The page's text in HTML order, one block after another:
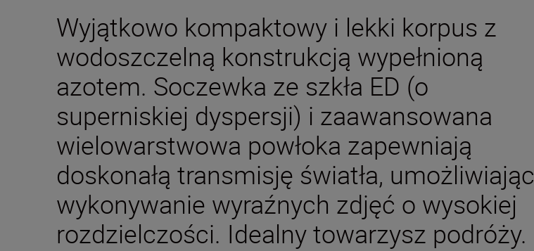
Wyjątkowo kompaktowy i lekki korpus z
wodoszczelną konstrukcją wypełnioną
azotem. Soczewka ze szkła ED (o
superniskiej dyspersji) i zaawansowana
wielowarstwowa powłoka zapewniają
doskonałą transmisję światła, umożliwiając
wykonywanie wyraźnych zdjęć o wysokiej
rozdzielczości. Idealny towarzysz podróży.